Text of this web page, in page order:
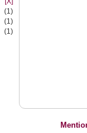
(1)
(1)
(1)